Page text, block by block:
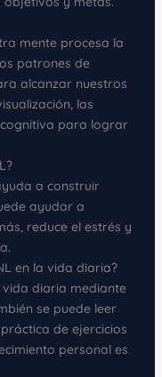
mente procesa la
patrones de
alcanzar nuestros
las
para lograr
a construir
ayudar a
reduce el estrés y
en la vida diaria?
vida diaria mediante
se puede leer
de ejercicios
personal es